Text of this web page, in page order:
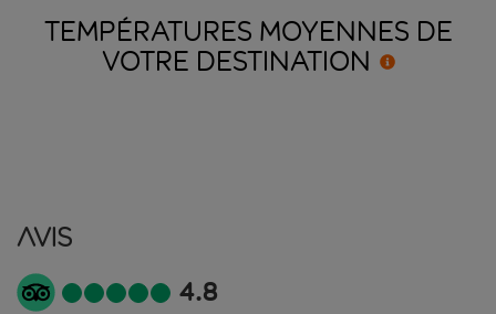
TEMPÉRATURES MOYENNES DE
VOTRE DESTINATION
Avis
4.8